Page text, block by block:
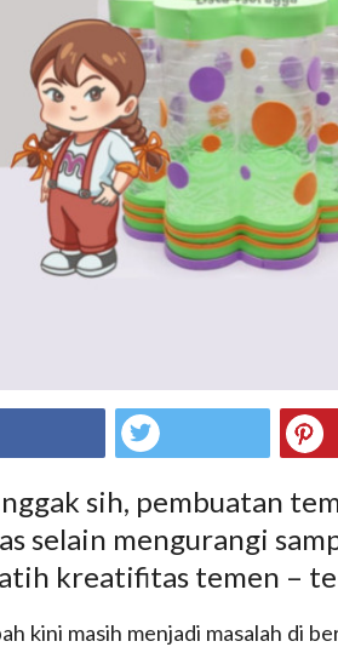
nggak sih, pembuatan
selain mengurangi
kreatifitas temen –
kini masih menjadi masalah di